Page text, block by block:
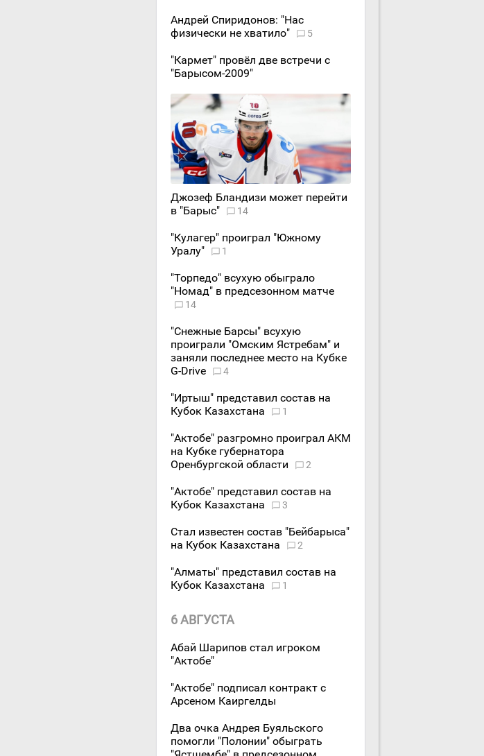
Андрей Спиридонов: "Нас
физически не хватило"
5
"Кармет" провёл две встречи с
"Барысом-2009"
Джозеф Бландизи может перейти
в "Барыс"
14
"Кулагер" проиграл "Южному
Уралу"
1
"Торпедо" всухую обыграло
"Номад" в предсезонном матче
14
"Снежные Барсы" всухую
проиграли "Омским Ястребам" и
заняли последнее место на Кубке
G-Drive
4
"Иртыш" представил состав на
Кубок Казахстана
1
"Актобе" разгромно проиграл АКМ
на Кубке губернатора
Оренбургской области
2
"Актобе" представил состав на
Кубок Казахстана
3
Стал известен состав "Бейбарыса"
на Кубок Казахстана
2
"Алматы" представил состав на
Кубок Казахстана
1
6 АВГУСТА
Абай Шарипов стал игроком
"Актобе"
"Актобе" подписал контракт с
Арсеном Каиргелды
Два очка Андрея Буяльского
помогли "Полонии" обыграть